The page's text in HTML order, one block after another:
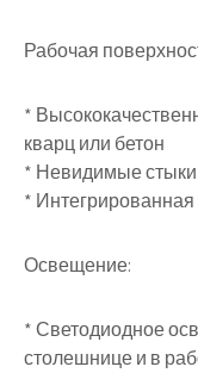
Рабочая
*
кварц или бетон
* Невидимые
*
Освещение:
* Светодиодное
столешнице и в